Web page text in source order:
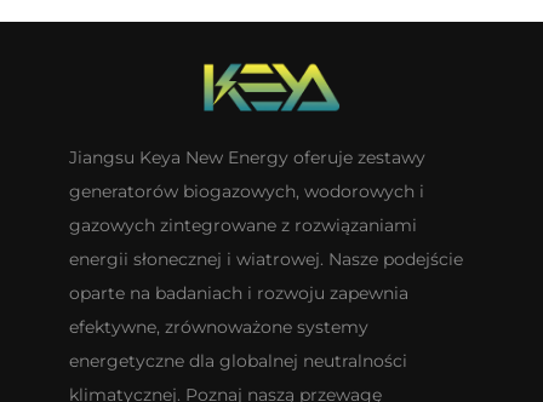
Jiangsu Keya New Energy oferuje zestawy
generatorów biogazowych, wodorowych i
gazowych zintegrowane z rozwiązaniami
energii słonecznej i wiatrowej. Nasze podejście
oparte na badaniach i rozwoju zapewnia
efektywne, zrównoważone systemy
energetyczne dla globalnej neutralności
klimatycznej. Poznaj naszą przewagę